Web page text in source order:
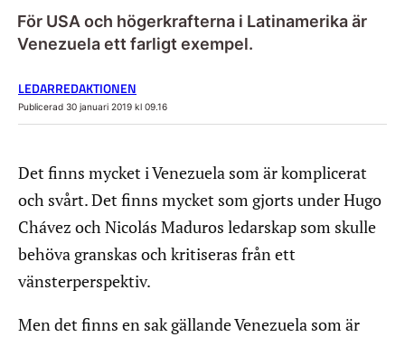
För USA och högerkrafterna i Latinamerika är
Venezuela ett farligt exempel.
LEDARREDAKTIONEN
Publicerad 30 januari 2019 kl 09.16
Det finns mycket i Venezuela som är komplicerat
och svårt. Det finns mycket som gjorts under Hugo
Chávez och Nicolás Maduros ledarskap som skulle
behöva granskas och kritiseras från ett
vänsterperspektiv.
Men det finns en sak gällande Venezuela som är